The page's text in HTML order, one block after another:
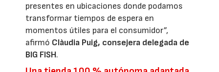
presentes en ubicaciones donde podamos
transformar tiempos de espera en
momentos útiles para el consumidor”,
afirmó Clàudia Puig, consejera delegada de
BIG FISH.